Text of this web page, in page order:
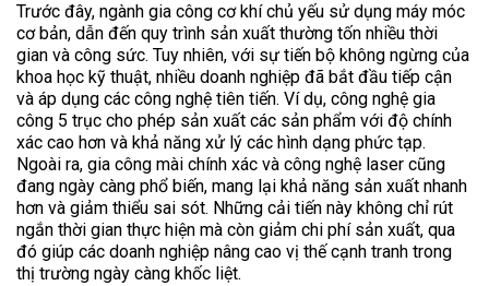
Trước đây, ngành gia công cơ khí chủ yếu sử dụng máy móc
cơ bản, dẫn đến quy trình sản xuất thường tốn nhiều thời
gian và công sức. Tuy nhiên, với sự tiến bộ không ngừng của
khoa học kỹ thuật, nhiều doanh nghiệp đã bắt đầu tiếp cận
và áp dụng các công nghệ tiên tiến. Ví dụ, công nghệ gia
công 5 trục cho phép sản xuất các sản phẩm với độ chính
xác cao hơn và khả năng xử lý các hình dạng phức tạp.
Ngoài ra, gia công mài chính xác và công nghệ laser cũng
đang ngày càng phổ biến, mang lại khả năng sản xuất nhanh
hơn và giảm thiểu sai sót. Những cải tiến này không chỉ rút
ngắn thời gian thực hiện mà còn giảm chi phí sản xuất, qua
đó giúp các doanh nghiệp nâng cao vị thế cạnh tranh trong
thị trường ngày càng khốc liệt.